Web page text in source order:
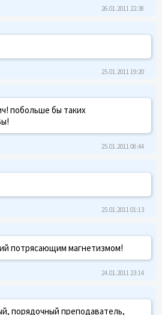
26.01.2011 22:38
25.01.2011 19:20
побольше бы таких
25.01.2011 08:44
25.01.2011 01:13
потрясающим магнетизмом!
24.01.2011 23:14
порядочный преподаватель,